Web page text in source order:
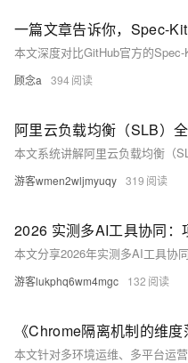
顾念a 394
阿里云负载均衡（SLB）
游客wmen2wljmyuqy 319
2026 实测多AI工具协同
游客lukphq6wm4mgc 132
《Chrome隔离机制的维度